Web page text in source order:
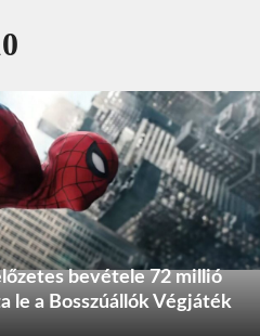
bevétele 72 millió
le a Bosszúállók Végjáték